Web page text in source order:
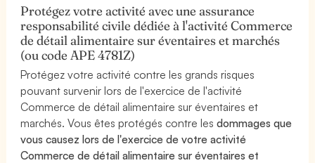
Protégez votre activité avec une assurance
responsabilité civile dédiée à l'activité Commerce
de détail alimentaire sur éventaires et marchés
(ou code APE 4781Z)
Protégez votre activité contre les grands risques
pouvant survenir lors de l'exercice de l'activité
Commerce de détail alimentaire sur éventaires et
marchés. Vous êtes protégés contre lesdommages que
vous causez lors de l'exercice de votre activité
Commerce de détail alimentaire sur éventaires et